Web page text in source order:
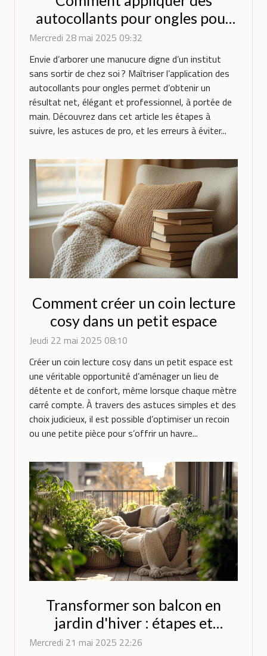
autocollants pour ongles pour
un résultat professionnel
Mercredi 28 mai 2025 09:32
Envie d’arborer une manucure digne d’un institut
sans sortir de chez soi ? Maîtriser l’application des
autocollants pour ongles permet d’obtenir un
résultat net, élégant et professionnel, à portée de
main. Découvrez dans cet article les étapes à
suivre, les astuces de pro, et les erreurs à éviter...
Comment créer un coin lecture
cosy dans un petit espace
Jeudi 22 mai 2025 08:10
Créer un coin lecture cosy dans un petit espace est
une véritable opportunité d’aménager un lieu de
détente et de confort, même lorsque chaque mètre
carré compte. À travers des astuces simples et des
choix judicieux, il est possible d’optimiser un recoin
ou une petite pièce pour s’offrir un havre...
Transformer son balcon en
jardin d'hiver : étapes et
conseils
Mercredi 21 mai 2025 22:26